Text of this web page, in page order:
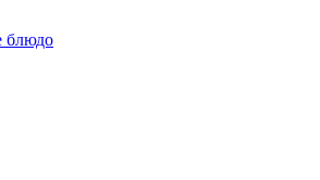
блюдо